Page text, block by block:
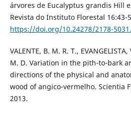
árvores de Eucalyptus grandis Hill
Revista do Instituto Florestal 16:43-
https://doi.org/10.24278/2178-
VALENTE, B. M. R. T., EVANGELISTA,
M. D. Variation in the pith-to-bark
directions of the physical and
wood of angico-vermelho. Scientia
2013.